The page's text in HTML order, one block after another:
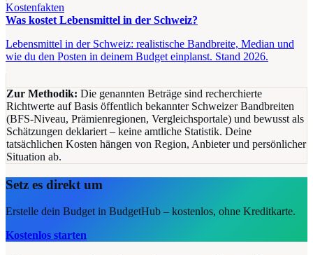
Kostenfakten
Was kostet Lebensmittel in der Schweiz?
Lebensmittel in der Schweiz: realistische Bandbreite, Median und
wie du den Posten in deinem Budget einplanst. Stand 2026.
Zur Methodik: Die genannten Beträge sind recherchierte
Richtwerte auf Basis öffentlich bekannter Schweizer Bandbreiten
(BFS-Niveau, Prämienregionen, Vergleichsportale) und bewusst als
Schätzungen deklariert – keine amtliche Statistik. Deine
tatsächlichen Kosten hängen von Region, Anbieter und persönlicher
Situation ab.
Setz es direkt um
Erstelle dein Budget in BudgetHub – kostenlos, ohne Kreditkarte.
Kostenlos starten